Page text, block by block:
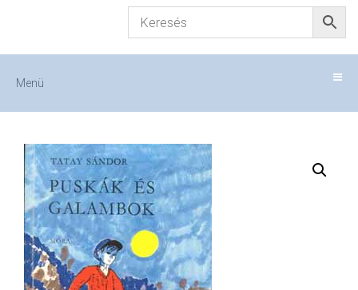
Menü
SHOP
KAPCSOLAT